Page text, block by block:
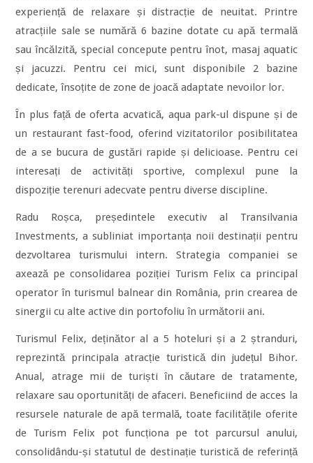
experiență de relaxare și distracție de neuitat. Printre
atracțiile sale se numără 6 bazine dotate cu apă termală
sau încălzită, special concepute pentru înot, masaj aquatic
și jacuzzi. Pentru cei mici, sunt disponibile 2 bazine
dedicate, însoțite de zone de joacă adaptate nevoilor lor.
În plus față de oferta acvatică, aqua park-ul dispune și de
un restaurant fast-food, oferind vizitatorilor posibilitatea
de a se bucura de gustări rapide și delicioase. Pentru cei
interesați de activități sportive, complexul pune la
dispoziție terenuri adecvate pentru diverse discipline.
Radu Roșca, președintele executiv al Transilvania
Investments, a subliniat importanța noii destinații pentru
dezvoltarea turismului intern. Strategia companiei se
axează pe consolidarea poziției Turism Felix ca principal
operator în turismul balnear din România, prin crearea de
sinergii cu alte active din portofoliu în următorii ani.
Turismul Felix, deținător al a 5 hoteluri și a 2 ștranduri,
reprezintă principala atracție turistică din județul Bihor.
Anual, atrage mii de turiști în căutare de tratamente,
relaxare sau oportunități de afaceri. Beneficiind de acces la
resursele naturale de apă termală, toate facilitățile oferite
de Turism Felix pot funcționa pe tot parcursul anului,
consolidându-și statutul de destinație turistică de referință